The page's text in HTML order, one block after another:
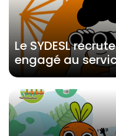
Le SYDESL
engagé au
énergétique des